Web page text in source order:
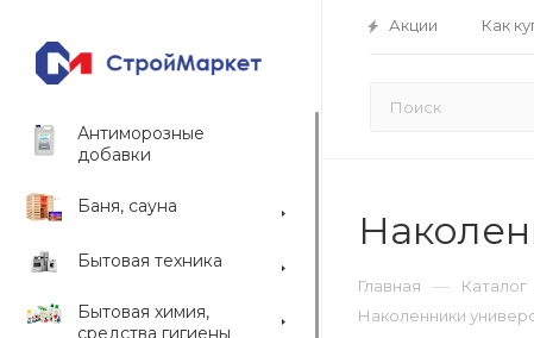
Акции Как
Антиморозные
добавки
Баня, сауна
Бытовая техника
Бытовая химия,
средства гигиены
Главная — Каталог
Наколенники